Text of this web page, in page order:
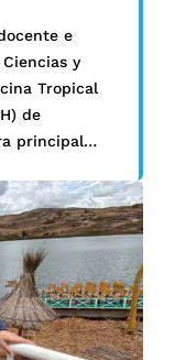
e
y
Tropical
de
principal